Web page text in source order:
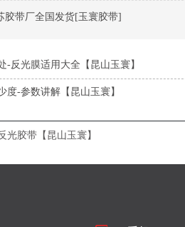
胶带厂全国发货[玉寰胶带]
-反光膜适用大全【昆山玉寰】
度-参数讲解【昆山玉寰】
光胶带【昆山玉寰】